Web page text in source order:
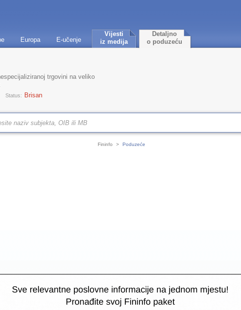
Europa E-učenje
Vijesti
iz medija
Detaljno
o poduzeću
trgovini na veliko
Status: Brisan
Fininfo > Poduzeće